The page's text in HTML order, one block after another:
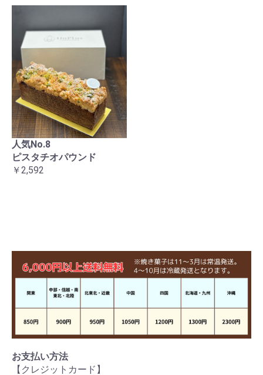
人気No.8
ピスタチオパウンド
￥2,592
お支払い方法
【クレジットカード】